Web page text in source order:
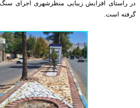
در راستای افزایش زیبایی منظرشهری اجرای
گرفته است.